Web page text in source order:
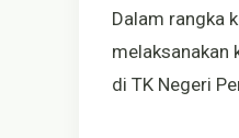
Dalam rangka
di TK Negeri